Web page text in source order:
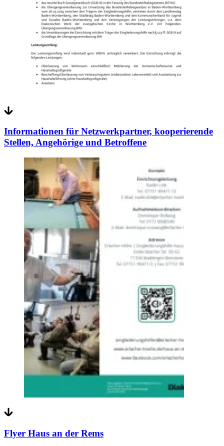
Informationen für Netzwerkpartner, kooperierende
Stellen, Angehörige und Betroffene
Flyer Haus an der Rems